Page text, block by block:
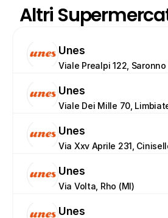
Altri
Unes
Viale Prealpi 122, Saronno
Unes
Viale Dei Mille 70,
Unes
Via Xxv Aprile 231,
Unes
Via Volta, Rho (MI)
Unes